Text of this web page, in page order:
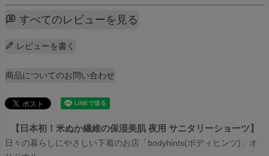
すべてのレビューを見る
レビューを書く
商品についてのお問い合わせ
【日本初！米ぬか繊維の保湿美肌 夜用 サニタリーショーツ】
日々の暮らしにやさしい下着のお店「bodyhints(ボディヒンツ)」オ